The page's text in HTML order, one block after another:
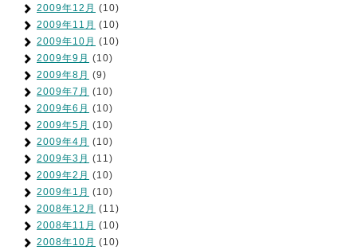
2009年12月 (10)
2009年11月 (10)
2009年10月 (10)
2009年9月 (10)
2009年8月 (9)
2009年7月 (10)
2009年6月 (10)
2009年5月 (10)
2009年4月 (10)
2009年3月 (11)
2009年2月 (10)
2009年1月 (10)
2008年12月 (11)
2008年11月 (10)
2008年10月 (10)